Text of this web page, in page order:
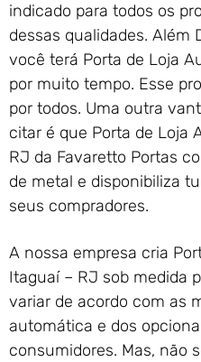
indicado para todos os
dessas qualidades. Além
você terá Porta de Loja
por muito tempo. Esse
por todos. Uma outra
citar é que Porta de Loja
RJ da Favaretto Portas
de metal e disponibiliza
seus compradores.
A nossa empresa cria
Itaguaí – RJ sob medida
variar de acordo com as
automática e dos
consumidores. Mas, não